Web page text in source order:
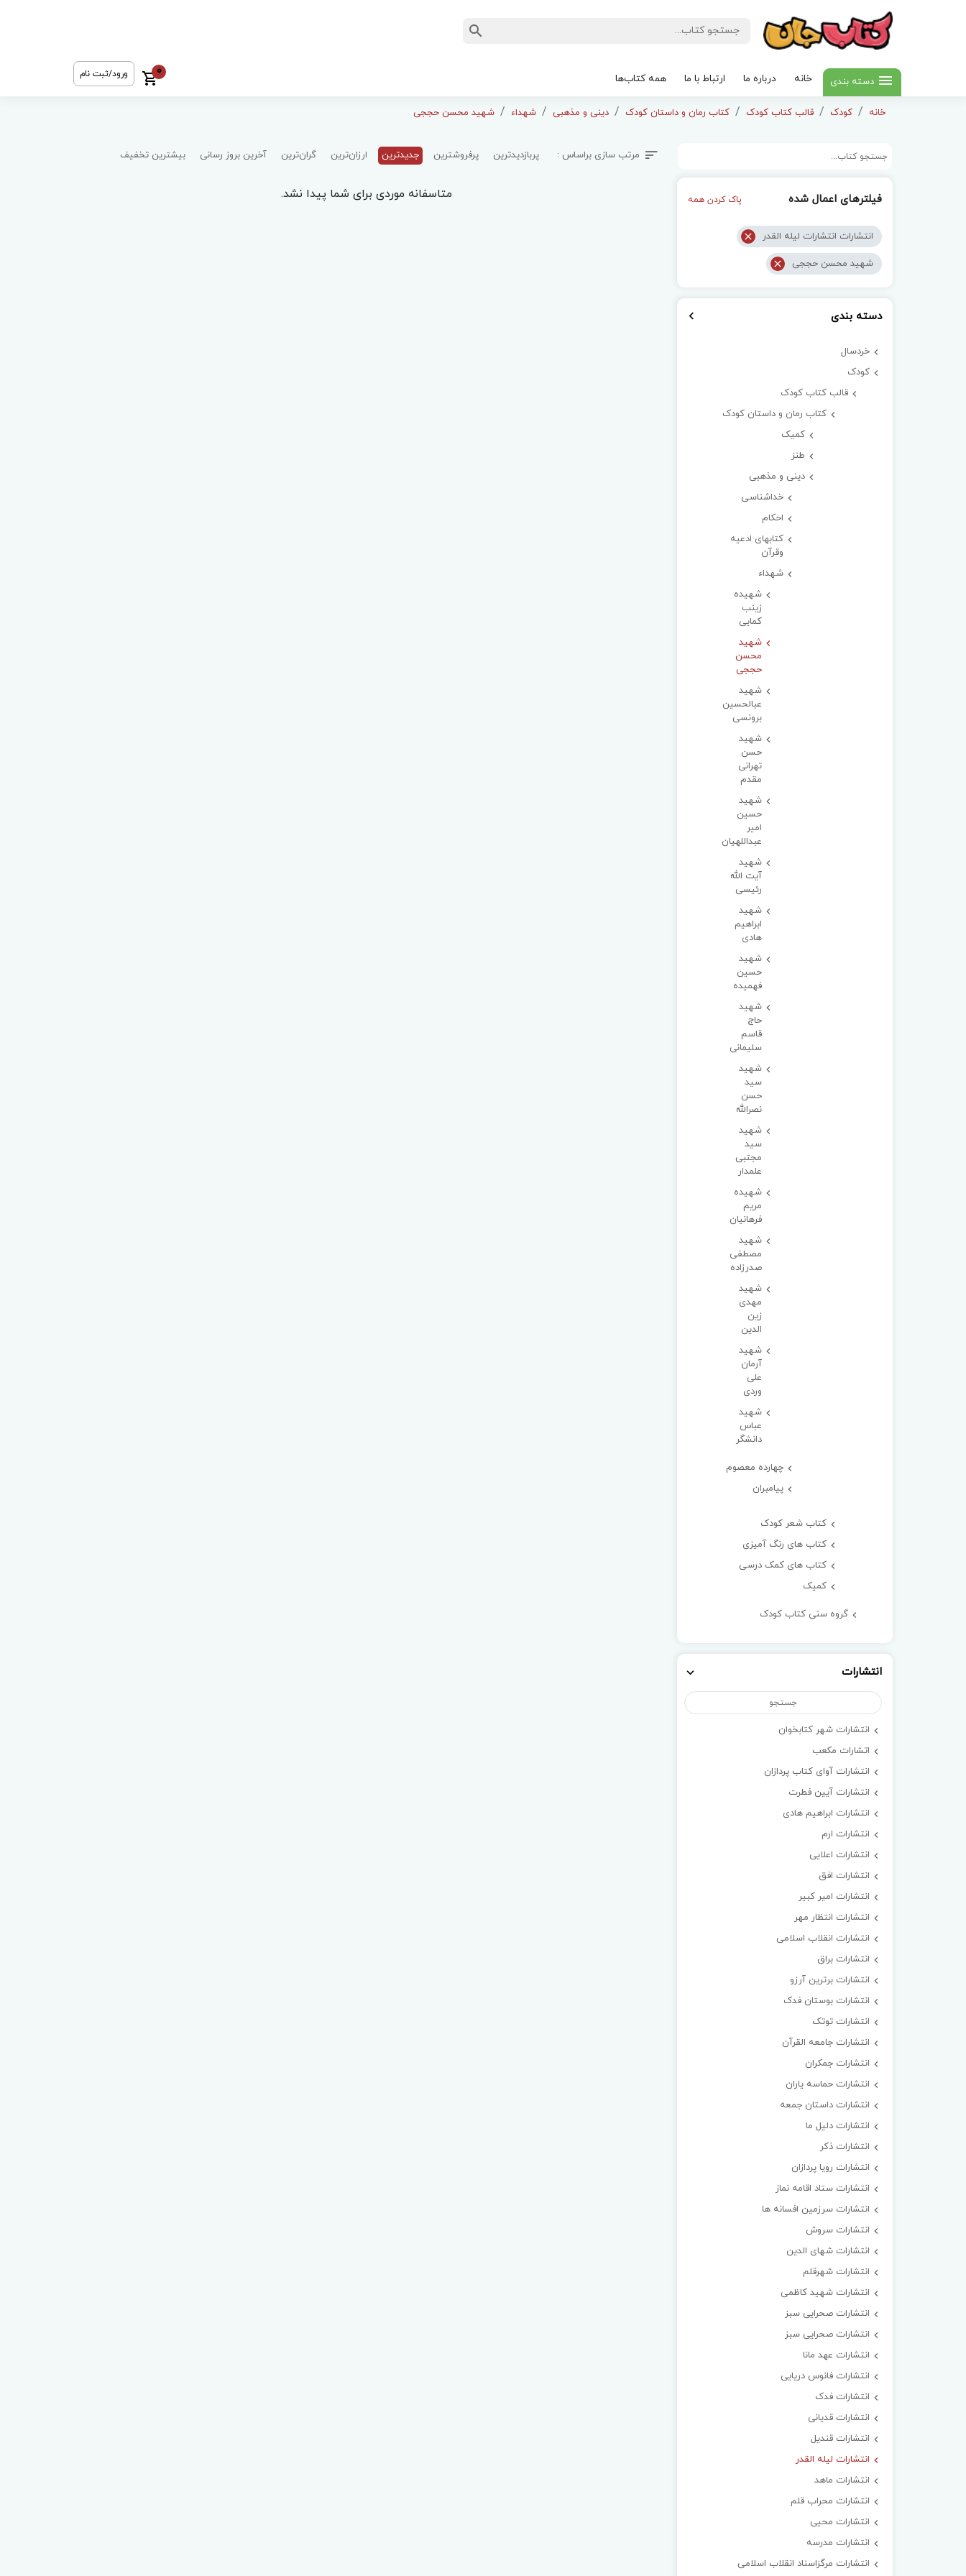
دسته بندی خانه درباره ما ارتباط با ما همه کتاب‌ها
0 ورود/ثبت نام
خانه کودک قالب کتاب کودک کتاب رمان و داستان کودک دینی و مذهبی شهداء شهید محسن حججی
فیلترهای اعمال شده پاک کردن همه
انتشارات انتشارات لیله القدر
شهید محسن حججی
دسته بندی
خردسال
کودک
قالب کتاب کودک
کتاب رمان و داستان کودک
کمیک
طنز
دینی و مذهبی
خداشناسی
احکام
کتابهای ادعیه
وقرآن
شهداء
شهیده
زینب
کمایی
شهید
محسن
حججی
شهید
عبالحسین
برونسی
شهید
حسن
تهرانی
مقدم
شهید
حسین
امیر
عبداللهیان
شهید
آیت الله
رئیسی
شهید
ابراهیم
هادی
شهید
حسین
فهمیده
شهید
حاج
قاسم
سلیمانی
شهید
سید
حسن
نصرالله
شهید
سید
مجتبی
علمدار
شهیده
مریم
فرهانیان
شهید
مصطفی
صدرزاده
شهید
مهدی
زین
الدین
شهید
آرمان
علی
وردی
شهید
عباس
دانشگر
چهارده معصوم
پیامبران
کتاب شعر کودک
کتاب های رنگ آمیزی
کتاب های کمک درسی
کمیک
گروه سنی کتاب کودک
انتشارات
انتشارات شهر کتابخوان
اتشارات مکعب
انتشارات آوای کتاب پردازان
انتشارات آیین فطرت
انتشارات ابراهیم هادی
انتشارات ارم
انتشارات اعلایی
انتشارات افق
انتشارات امیر کبیر
انتشارات انتظار مهر
انتشارات انقلاب اسلامی
انتشارات براق
انتشارات برترین آرزو
انتشارات بوستان فدک
انتشارات توتک
انتشارات جامعه القرآن
انتشارات جمکران
انتشارات حماسه یاران
انتشارات داستان جمعه
انتشارات دلیل ما
انتشارات ذکر
انتشارات رویا پردازان
انتشارات ستاد اقامه نماز
انتشارات سرزمین افسانه ها
انتشارات سروش
انتشارات شهای الدین
انتشارات شهرقلم
انتشارات شهید کاظمی
انتشارات صحرایی سبز
انتشارات صحرایی سبز
انتشارات عهد مانا
انتشارات فانوس دریایی
انتشارات فدک
انتشارات قدیانی
انتشارات قندیل
انتشارات لیله القدر
انتشارات ماهد
انتشارات محراب قلم
انتشارات محیی
انتشارات مدرسه
انتشارات مرگزاسناد انقلاب اسلامی
مرتب سازی براساس : پربازدیدترین پرفروشترین جدیدترین ارزان‌ترین گران‌ترین آخرین بروز رسانی بیشترین تخفیف
متاسفانه موردی برای شما پیدا نشد.